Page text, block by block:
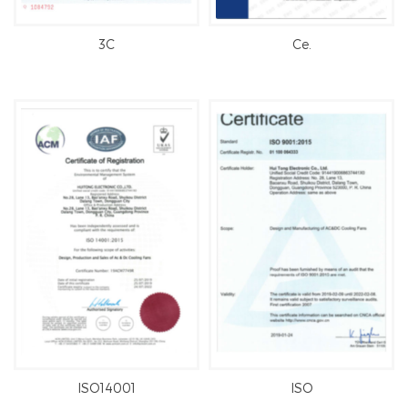
3C Ce.
ISO14001 ISO